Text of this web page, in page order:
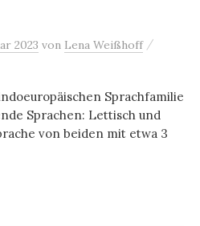
2023 von Lena Weißhoff /
Sprachfamilie
Sprachen: Lettisch und
von beiden mit etwa 3